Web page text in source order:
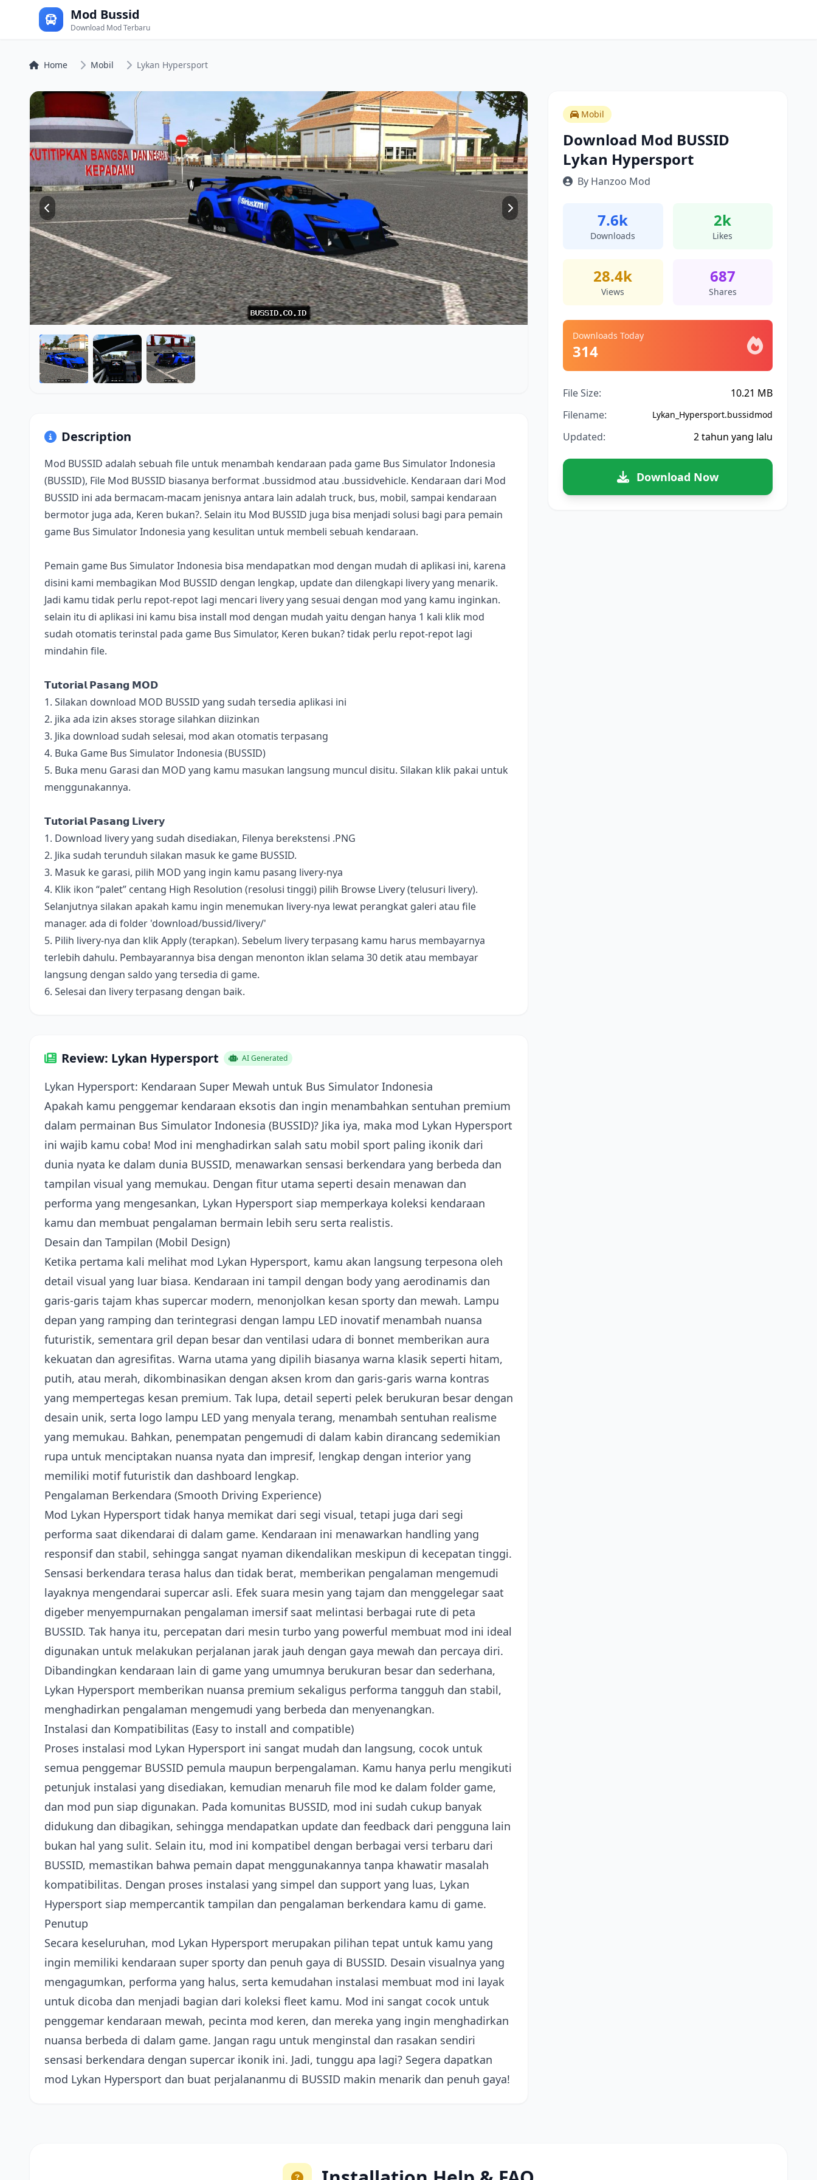
Mod Bussid
Download Mod Terbaru
Home Mobil Lykan Hypersport
Description
Mod BUSSID adalah sebuah file untuk menambah kendaraan pada game Bus Simulator Indonesia
(BUSSID), File Mod BUSSID biasanya berformat .bussidmod atau .bussidvehicle. Kendaraan dari Mod
BUSSID ini ada bermacam-macam jenisnya antara lain adalah truck, bus, mobil, sampai kendaraan
bermotor juga ada, Keren bukan?. Selain itu Mod BUSSID juga bisa menjadi solusi bagi para pemain
game Bus Simulator Indonesia yang kesulitan untuk membeli sebuah kendaraan.
Pemain game Bus Simulator Indonesia bisa mendapatkan mod dengan mudah di aplikasi ini, karena
disini kami membagikan Mod BUSSID dengan lengkap, update dan dilengkapi livery yang menarik.
Jadi kamu tidak perlu repot-repot lagi mencari livery yang sesuai dengan mod yang kamu inginkan.
selain itu di aplikasi ini kamu bisa install mod dengan mudah yaitu dengan hanya 1 kali klik mod
sudah otomatis terinstal pada game Bus Simulator, Keren bukan? tidak perlu repot-repot lagi
mindahin file.
𝗧𝘂𝘁𝗼𝗿𝗶𝗮𝗹 𝗣𝗮𝘀𝗮𝗻𝗴 𝗠𝗢𝗗
1. Silakan download MOD BUSSID yang sudah tersedia aplikasi ini
2. jika ada izin akses storage silahkan diizinkan
3. Jika download sudah selesai, mod akan otomatis terpasang
4. Buka Game Bus Simulator Indonesia (BUSSID)
5. Buka menu Garasi dan MOD yang kamu masukan langsung muncul disitu. Silakan klik pakai untuk
menggunakannya.
𝗧𝘂𝘁𝗼𝗿𝗶𝗮𝗹 𝗣𝗮𝘀𝗮𝗻𝗴 𝗟𝗶𝘃𝗲𝗿𝘆
1. Download livery yang sudah disediakan, Filenya berekstensi .PNG
2. Jika sudah terunduh silakan masuk ke game BUSSID.
3. Masuk ke garasi, pilih MOD yang ingin kamu pasang livery-nya
4. Klik ikon “palet” centang High Resolution (resolusi tinggi) pilih Browse Livery (telusuri livery).
Selanjutnya silakan apakah kamu ingin menemukan livery-nya lewat perangkat galeri atau file
manager. ada di folder 'download/bussid/livery/'
5. Pilih livery-nya dan klik Apply (terapkan). Sebelum livery terpasang kamu harus membayarnya
terlebih dahulu. Pembayarannya bisa dengan menonton iklan selama 30 detik atau membayar
langsung dengan saldo yang tersedia di game.
6. Selesai dan livery terpasang dengan baik.
Review: Lykan Hypersport AI Generated
Lykan Hypersport: Kendaraan Super Mewah untuk Bus Simulator Indonesia
Apakah kamu penggemar kendaraan eksotis dan ingin menambahkan sentuhan premium
dalam permainan Bus Simulator Indonesia (BUSSID)? Jika iya, maka mod Lykan Hypersport
ini wajib kamu coba! Mod ini menghadirkan salah satu mobil sport paling ikonik dari
dunia nyata ke dalam dunia BUSSID, menawarkan sensasi berkendara yang berbeda dan
tampilan visual yang memukau. Dengan fitur utama seperti desain menawan dan
performa yang mengesankan, Lykan Hypersport siap memperkaya koleksi kendaraan
kamu dan membuat pengalaman bermain lebih seru serta realistis.
Desain dan Tampilan (Mobil Design)
Ketika pertama kali melihat mod Lykan Hypersport, kamu akan langsung terpesona oleh
detail visual yang luar biasa. Kendaraan ini tampil dengan body yang aerodinamis dan
garis-garis tajam khas supercar modern, menonjolkan kesan sporty dan mewah. Lampu
depan yang ramping dan terintegrasi dengan lampu LED inovatif menambah nuansa
futuristik, sementara gril depan besar dan ventilasi udara di bonnet memberikan aura
kekuatan dan agresifitas. Warna utama yang dipilih biasanya warna klasik seperti hitam,
putih, atau merah, dikombinasikan dengan aksen krom dan garis-garis warna kontras
yang mempertegas kesan premium. Tak lupa, detail seperti pelek berukuran besar dengan
desain unik, serta logo lampu LED yang menyala terang, menambah sentuhan realisme
yang memukau. Bahkan, penempatan pengemudi di dalam kabin dirancang sedemikian
rupa untuk menciptakan nuansa nyata dan impresif, lengkap dengan interior yang
memiliki motif futuristik dan dashboard lengkap.
Pengalaman Berkendara (Smooth Driving Experience)
Mod Lykan Hypersport tidak hanya memikat dari segi visual, tetapi juga dari segi
performa saat dikendarai di dalam game. Kendaraan ini menawarkan handling yang
responsif dan stabil, sehingga sangat nyaman dikendalikan meskipun di kecepatan tinggi.
Sensasi berkendara terasa halus dan tidak berat, memberikan pengalaman mengemudi
layaknya mengendarai supercar asli. Efek suara mesin yang tajam dan menggelegar saat
digeber menyempurnakan pengalaman imersif saat melintasi berbagai rute di peta
BUSSID. Tak hanya itu, percepatan dari mesin turbo yang powerful membuat mod ini ideal
digunakan untuk melakukan perjalanan jarak jauh dengan gaya mewah dan percaya diri.
Dibandingkan kendaraan lain di game yang umumnya berukuran besar dan sederhana,
Lykan Hypersport memberikan nuansa premium sekaligus performa tangguh dan stabil,
menghadirkan pengalaman mengemudi yang berbeda dan menyenangkan.
Instalasi dan Kompatibilitas (Easy to install and compatible)
Proses instalasi mod Lykan Hypersport ini sangat mudah dan langsung, cocok untuk
semua penggemar BUSSID pemula maupun berpengalaman. Kamu hanya perlu mengikuti
petunjuk instalasi yang disediakan, kemudian menaruh file mod ke dalam folder game,
dan mod pun siap digunakan. Pada komunitas BUSSID, mod ini sudah cukup banyak
didukung dan dibagikan, sehingga mendapatkan update dan feedback dari pengguna lain
bukan hal yang sulit. Selain itu, mod ini kompatibel dengan berbagai versi terbaru dari
BUSSID, memastikan bahwa pemain dapat menggunakannya tanpa khawatir masalah
kompatibilitas. Dengan proses instalasi yang simpel dan support yang luas, Lykan
Hypersport siap mempercantik tampilan dan pengalaman berkendara kamu di game.
Penutup
Secara keseluruhan, mod Lykan Hypersport merupakan pilihan tepat untuk kamu yang
ingin memiliki kendaraan super sporty dan penuh gaya di BUSSID. Desain visualnya yang
mengagumkan, performa yang halus, serta kemudahan instalasi membuat mod ini layak
untuk dicoba dan menjadi bagian dari koleksi fleet kamu. Mod ini sangat cocok untuk
penggemar kendaraan mewah, pecinta mod keren, dan mereka yang ingin menghadirkan
nuansa berbeda di dalam game. Jangan ragu untuk menginstal dan rasakan sendiri
sensasi berkendara dengan supercar ikonik ini. Jadi, tunggu apa lagi? Segera dapatkan
mod Lykan Hypersport dan buat perjalananmu di BUSSID makin menarik dan penuh gaya!
Mobil
Download Mod BUSSID
Lykan Hypersport
By Hanzoo Mod
7.6k
Downloads
2k
Likes
28.4k
Views
687
Shares
Downloads Today
314
File Size:
10.21 MB
Filename:
Lykan_Hypersport.bussidmod
Updated: 2 tahun yang lalu
Download Now